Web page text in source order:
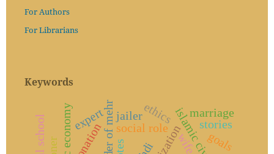
For Authors
For Librarians
Keywords
social role
donation
ethics
jailer marriage
wife
expert stories
goals